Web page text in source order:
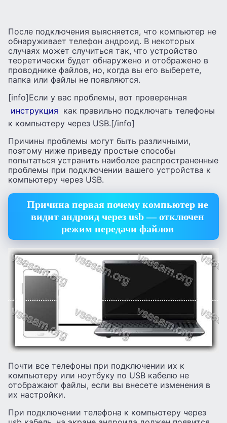
После подключения выясняется, что компьютер не
обнаруживает телефон андроид. В некоторых
случаях может случиться так, что устройство
теоретически будет обнаружено и отображено в
проводнике файлов, но, когда вы его выберете,
папка или файлы не появляются.
[info]Если у вас проблемы, вот проверенная
инструкция как правильно подключать телефоны
к компьютеру через USB.[/info]
Причины проблемы могут быть различными,
поэтому ниже приведу простые способы
попытаться устранить наиболее распространенные
проблемы при подключении вашего устройства к
компьютеру через USB.
Причина первая почему компьютер не
видит андроид через usb — отключен
режим передачи файлов
Почти все телефоны при подключении их к
компьютеру или ноутбуку по USB кабелю не
отображают файлы, если вы внесете изменения в
их настройки.
При подключении телефона к компьютеру через